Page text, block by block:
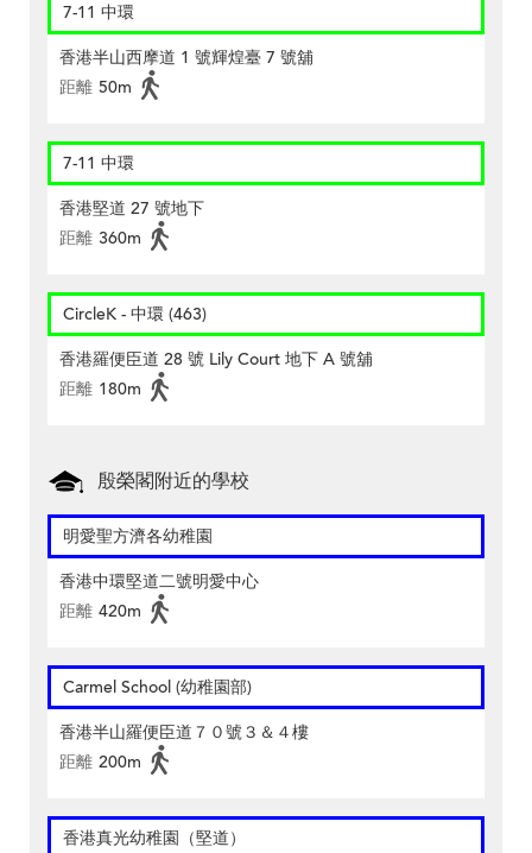
7-11 中環
香港半山西摩道 1 號輝煌臺 7 號舖
距離 50m
7-11 中環
香港堅道 27 號地下
距離 360m
CircleK - 中環 (463)
香港羅便臣道 28 號 Lily Court 地下 A 號舖
距離 180m
殷榮閣附近的學校
明愛聖方濟各幼稚園
香港中環堅道二號明愛中心
距離 420m
Carmel School (幼稚園部)
香港半山羅便臣道７０號３＆４樓
距離 200m
香港真光幼稚園（堅道）